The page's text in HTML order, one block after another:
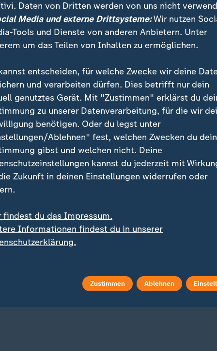
| heute 19:00 Uhr:
dauern an
1:37
Nachrichten | heute 19:00 Uhr:
Lebenslange Haft nach
Anschlag
Video 1:33
greift die Ukraine an
Liveblog
Liveblog
Daten von Dritten werden von uns nicht
Media und externe Drittsysteme:Wir nutzen
Tools und Dienste von anderen Anbietern. Unter
um das Teilen von Inhalten zu ermöglichen.
entscheiden, für welche Zwecke wir deine
und verarbeiten dürfen. Dies betrifft nur dein
genutztes Gerät. Mit "Zustimmen" erklärst du
zu unserer Datenverarbeitung, für die wir
benötigen. Oder du legst unter
Ablehnen" fest, welchen Zwecken du
gibst und welchen nicht. Deine
kannst du jederzeit mit
Zukunft in deinen Einstellungen widerrufen oder
findest du das Impressum.
Informationen findest du in unserer
Zustimmen Ablehnen